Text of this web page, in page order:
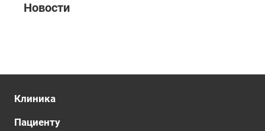
Новости
Клиника
Пациенту